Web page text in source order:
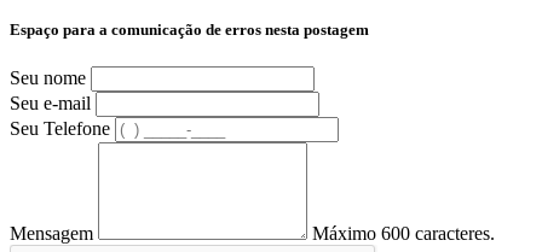
Espaço para a comunicação de erros nesta postagem
Seu nome
Seu e-mail
Seu Telefone
Mensagem Máximo 600 caracteres.